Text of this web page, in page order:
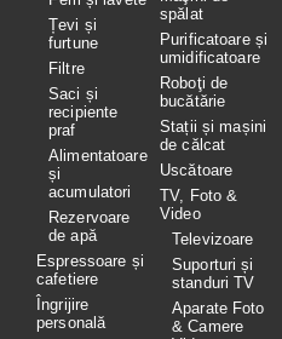
Țevi și
furtune
Filtre
Saci și
recipiente
praf
Alimentatoare
și
acumulatori
Rezervoare
de apă
Espressoare și
cafetiere
Îngrijire
personală
spălat
Purificatoare și
umidificatoare
Roboţi de
bucătărie
Stații și mașini
de călcat
Uscătoare
TV, Foto &
Video
Televizoare
Suporturi și
standuri TV
Aparate Foto
& Camere